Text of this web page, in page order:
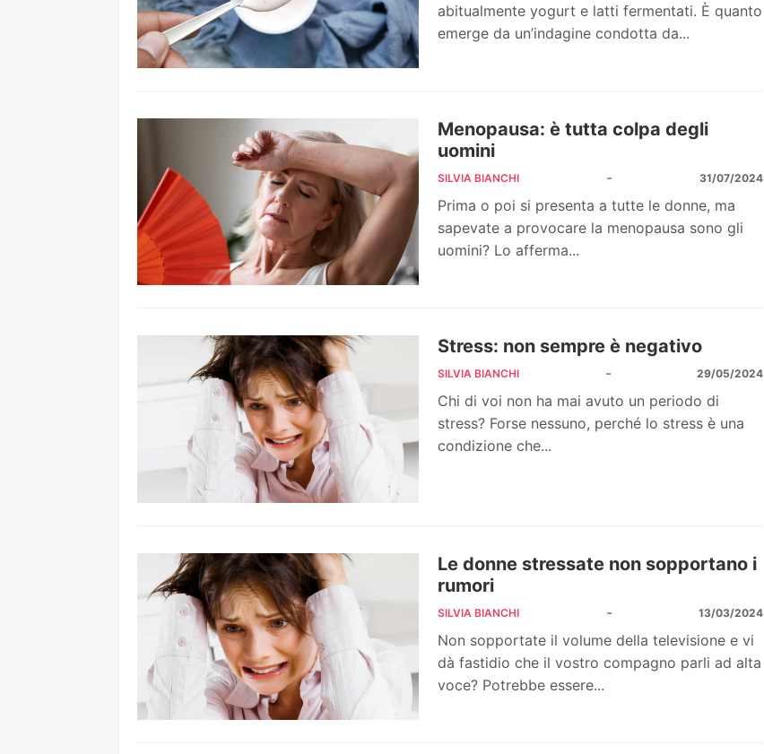
abitualmente yogurt e latti fermentati. È quanto
emerge da un’indagine condotta da...
Menopausa: è tutta colpa degli
uomini
SILVIA BIANCHI - 31/07/2024
Prima o poi si presenta a tutte le donne, ma
sapevate a provocare la menopausa sono gli
uomini? Lo afferma...
Stress: non sempre è negativo
SILVIA BIANCHI - 29/05/2024
Chi di voi non ha mai avuto un periodo di
stress? Forse nessuno, perché lo stress è una
condizione che...
Le donne stressate non sopportano i
rumori
SILVIA BIANCHI - 13/03/2024
Non sopportate il volume della televisione e vi
dà fastidio che il vostro compagno parli ad alta
voce? Potrebbe essere...